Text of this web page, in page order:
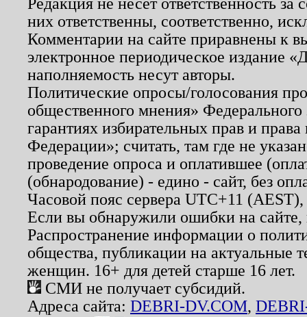
них ответственны, соответственно,
Комментарии на сайте приравнены к
электронное периодическое издание
наполняемость несут авторы.
Политические опросы/голосования
общественного мнения»
гарантиях избирательных прав и
Федерации»; считать, там где не
проведение опроса и оплатившее
(обнародование) - едино - сайт, без
Часовой пояс сервера UTC+11
Если вы обнаружили ошибки на
Распространение информации о
общества, публикации на актуальные
женщин. 16+ для детей старше 16 лет.
СМИ не получает субсидий.
Адреса сайта: DEBRI-DV.COM,